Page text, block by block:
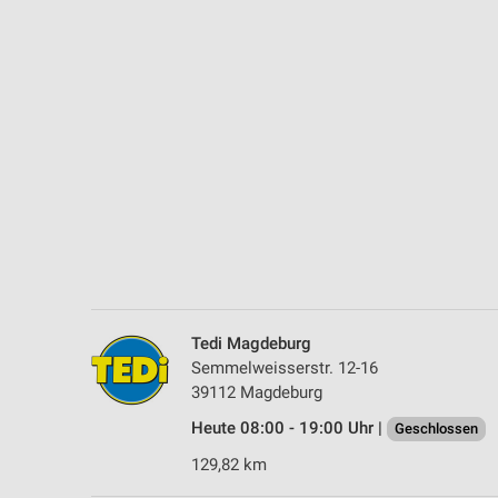
Tedi Magdeburg
Semmelweisserstr. 12-16
39112 Magdeburg
Heute 08:00 - 19:00 Uhr |
Geschlossen
129,82 km
Notwendig
Performance